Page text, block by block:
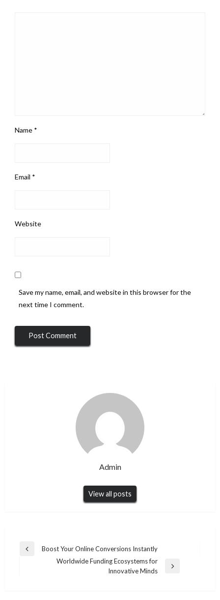
Name *
Email *
Website
Save my name, email, and website in this browser for the
next time I comment.
Admin
View all posts
Post
navigation
Previous
Boost Your Online Conversions Instantly
Worldwide Funding Ecosystems for
Innovative Minds